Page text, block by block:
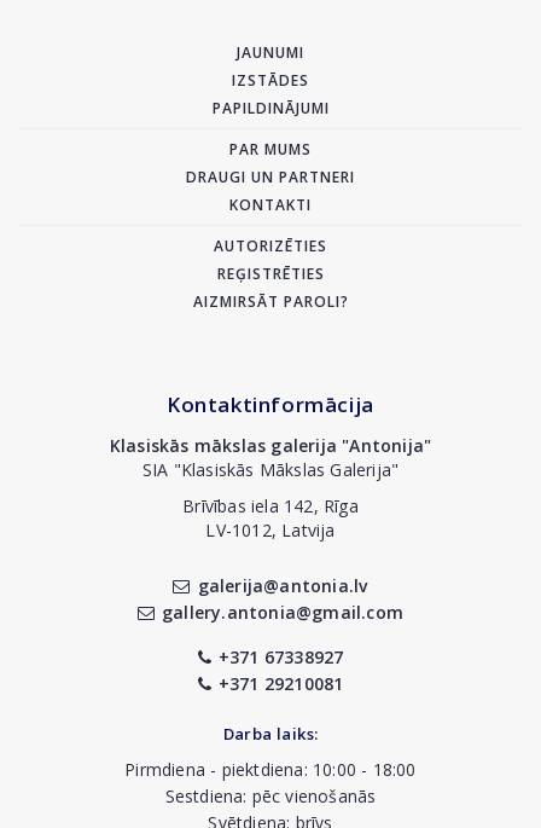
JAUNUMI
IZSTĀDES
PAPILDINĀJUMI
PAR MUMS
DRAUGI UN PARTNERI
KONTAKTI
AUTORIZĒTIES
REĢISTRĒTIES
AIZMIRSĀT PAROLI?
Kontaktinformācija
Klasiskās mākslas galerija "Antonija"
SIA "Klasiskās Mākslas Galerija"
Brīvības iela 142, Rīga
LV-1012, Latvija
galerija@antonia.lv
gallery.antonia@gmail.com
+371 67338927
+371 29210081
Darba laiks:
Pirmdiena - piektdiena: 10:00 - 18:00
Sestdiena: pēc vienošanās
Svētdiena: brīvs